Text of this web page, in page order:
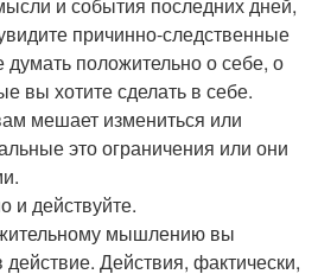
и события последних дней,
причинно-следственные
думать положительно о себе, о
вы хотите сделать в себе.
мешает измениться или
это ограничения или они
и действуйте.
мышлению вы
Действия, фактически,